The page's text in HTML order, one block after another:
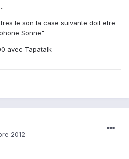
le son la case suivante doit etre
Sonne"
avec Tapatalk
2012